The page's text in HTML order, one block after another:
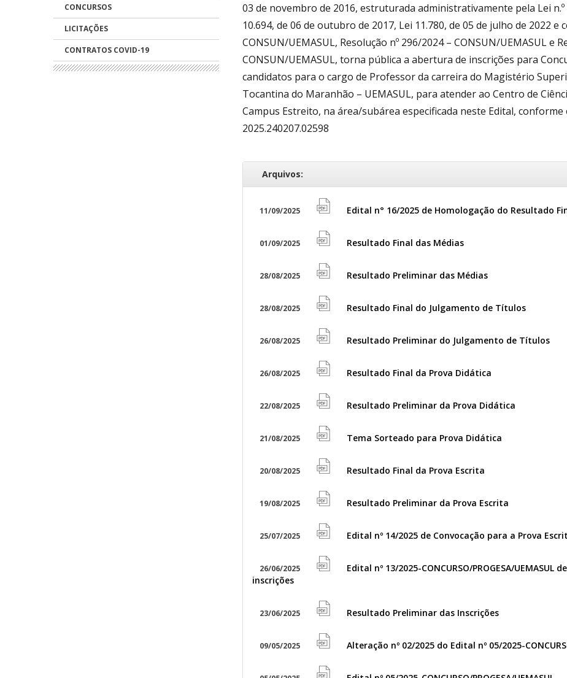
CONCURSOS
LICITAÇÕES
CONTRATOS COVID-19
03 de novembro de 2016, estruturada administrativamente pela Lei n.º
10.694, de 06 de outubro de 2017, Lei 11.780, de 05 de julho de 2022 e
CONSUN/UEMASUL, Resolução nº 296/2024 – CONSUN/UEMASUL e
CONSUN/UEMASUL, torna pública a abertura de inscrições para
candidatos para o cargo de Professor da carreira do Magistério
Tocantina do Maranhão – UEMASUL, para atender ao Centro de
Campus Estreito, na área/subárea especificada neste Edital,
2025.240207.02598
Arquivos:
11/09/2025
pdf
icon
Edital n° 16/2025 de Homologação do Resultado
01/09/2025
pdf
icon
Resultado Final das Médias
28/08/2025
pdf
icon
Resultado Preliminar das Médias
28/08/2025
pdf
icon
Resultado Final do Julgamento de Títulos
26/08/2025
pdf
icon
Resultado Preliminar do Julgamento de Títulos
26/08/2025
pdf
icon
Resultado Final da Prova Didática
22/08/2025
pdf
icon
Resultado Preliminar da Prova Didática
21/08/2025
pdf
icon
Tema Sorteado para Prova Didática
20/08/2025
pdf
icon
Resultado Final da Prova Escrita
19/08/2025
pdf
icon
Resultado Preliminar da Prova Escrita
25/07/2025
pdf
Edital nº 14/2025 de Convocação para a Prova
26/06/2025
pdf
icon
Edital nº 13/2025-CONCURSO/PROGESA/
inscrições
23/06/2025
pdf
icon
Resultado Preliminar das Inscrições
09/05/2025 Alteração nº 02/2025 do Edital nº 05/2025-